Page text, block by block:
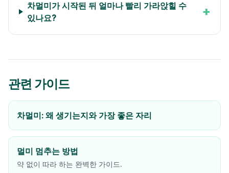
차멀미가 시작된 뒤 얼마나 빨리 가라앉힐 수
있나요?
+
관련 가이드
차멀미: 왜 생기는지와 가장 좋은 자리
멀미 멈추는 방법
약 없이 따라 하는 완벽한 가이드.